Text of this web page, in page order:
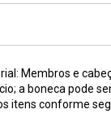
Membros e
a boneca pode
itens conforme